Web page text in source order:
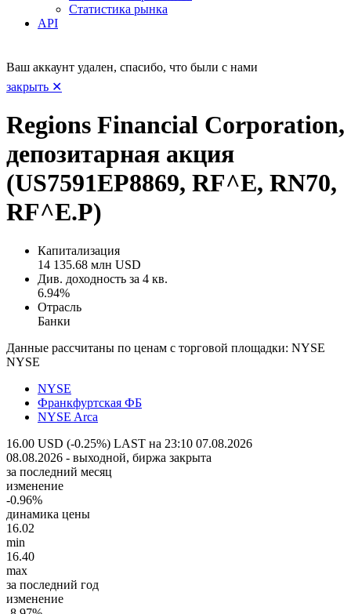
Статистика рынка
API
Ваш аккаунт удален, спасибо, что были с нами
закрыть ✕
Regions Financial Corporation,
депозитарная акция
(US7591EP8869, RF^E, RN70,
RF^E.P)
Капитализация
14 135.68 млн USD
Див. доходность за 4 кв.
6.94%
Отрасль
Банки
Данные рассчитаны по ценам с торговой площадки: NYSE
NYSE
NYSE
Франкфуртская ФБ
NYSE Arca
16.00 USD (-0.25%) LAST на 23:10 07.08.2026
08.08.2026 - выходной, биржа закрыта
за последний месяц
изменение
-0.96%
динамика цены
16.02
min
16.40
max
за последний год
изменение